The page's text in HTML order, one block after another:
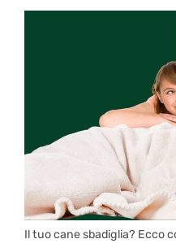
Il tuo cane sbadiglia? Ecco